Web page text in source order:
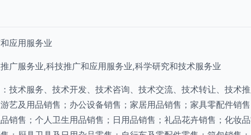
应用服务业
广服务业,科技推广和应用服务业,科学研究和技术服务业
技术服务、技术开发、技术咨询、技术交流、技术转让、技术
艺及用品销售；办公设备销售；家居用品销售；家具零配件销
销售；个人卫生用品销售；日用品销售；礼品花卉销售；化妆